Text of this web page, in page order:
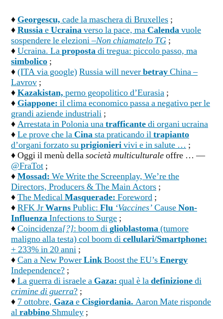
♦ Georgescu, cade la maschera di Bruxelles ;
♦RussiaeUcrainaverso la pace, maCalendavuole
sospendere le elezioni –Non chiamatelo TG ;
♦Ucraina. Lapropostadi tregua: piccolo passo, ma
simbolico ;
♦(ITA via google)Russia will neverbetrayChina –
Lavrov ;
♦Kazakistan, perno geopolitico d’Eurasia ;
♦ Giappone: il clima economico passa a negativo per le
grandi aziende industriali ;
♦Arrestata in Polonia unatrafficantedi organi ucraina
♦Le prove che laCinasta praticando iltrapianto
d’organi forzato suprigionierivivi e in salute … ;
♦ Oggi il menù dellasocietà multiculturaleoffre … —
@FraTot ;
♦Mossad: We Write the Screenplay, We’re the
Directors, Producers & The Main Actors ;
♦The MedicalMasquerade: Foreword ;
♦RFK JrWarnsPublic: Flu ‘Vaccines’CauseNon-
InfluenzaInfections to Surge ;
♦Coincidenza[?]: boom diglioblastoma(tumore
maligno alla testa) col boom dicellulari/Smartphone:
+ 233% in 20 anni ;
♦Can a New PowerLinkBoost the EU’sEnergy
Independence? ;
♦La guerra di israele a Gaza: qual è ladefinizionedi
crimine di guerra? ;
♦ 7 ottobre, GazaeCisgiordania. Aaron Mate risponde
alrabbino Shmuley ;